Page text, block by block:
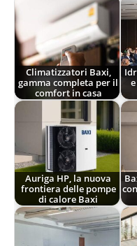
Climatizzatori Baxi,
gamma completa per il
comfort in casa
Auriga HP, la nuova
frontiera delle pompe
di calore Baxi